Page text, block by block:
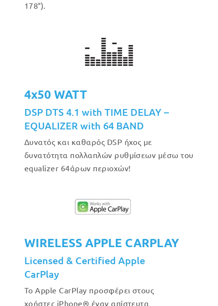
178°).
4x50 WATT
DSP DTS 4.1 with TIME DELAY –
EQUALIZER with 64 BAND
Δυνατός και καθαρός DSP ήχος με
δυνατότητα πολλαπλών ρυθμίσεων μέσω του
equalizer 64άρων περιοχών!
WIRELESS APPLE CARPLAY
Licensed & Certified Apple
CarPlay
Το Apple CarPlay προσφέρει στους
χρήστες iPhone® έναν απίστευτα